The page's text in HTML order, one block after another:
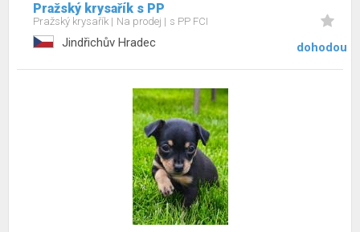
Pražský krysařík s PP
Pražský krysařík Na prodej s PP FCI
Jindřichův Hradec dohodou